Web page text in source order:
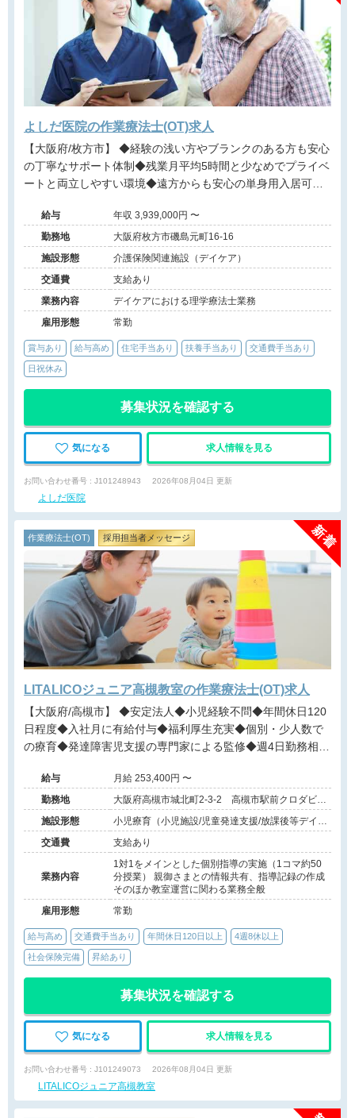
よしだ医院の作業療法士(OT)求人
【大阪府/枚方市】 ◆経験の浅い方やブランクのある方も安心
の丁寧なサポート体制◆残業月平均5時間と少なめでプライベ
ートと両立しやすい環境◆遠方からも安心の単身用入居可能
護・障がい福祉を包括的に展開する安定法人が運営するデイ
ケアセンター
給与
年収 3,939,000円 〜
勤務地
大阪府枚方市磯島元町16-16
施設形態
介護保険関連施設（デイケア）
交通費
支給あり
業務内容
デイケアにおける理学療法士業務
雇用形態
常勤
賞与あり 給与高め 住宅手当あり 扶養手当あり 交通費手当あり
日祝休み
募集状況を確認する
気になる 求人情報を見る
お問い合わせ番号 : J101248943 2026年08月04日 更新
よしだ医院
作業療法士(OT) 採用担当者メッセージ
LITALICOジュニア高槻教室の作業療法士(OT)求人
【大阪府/高槻市】 ◆安定法人◆小児経験不問◆年間休日120
日程度◆入社月に有給付与◆福利厚生充実◆個別・少人数で
の療育◆発達障害児支援の専門家による監修◆週4日勤務相談
給与
月給 253,400円 〜
勤務地
大阪府高槻市城北町2-3-2 高槻市駅前クロダビル
4F
施設形態
小児療育（小児施設/児童発達支援/放課後等デイサ
ービス）
交通費 支給あり
業務内容
1対1をメインとした個別指導の実施（1コマ約50
分授業） 親御さまとの情報共有、指導記録の作成
そのほか教室運営に関わる業務全般
雇用形態
常勤
給与高め 交通費手当あり 年間休日120日以上 4週8休以上
社会保険完備 昇給あり
募集状況を確認する
気になる 求人情報を見る
お問い合わせ番号 : J101249073 2026年08月04日 更新
LITALICOジュニア高槻教室